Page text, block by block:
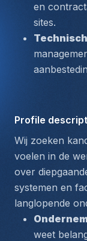
en
sites.
Profile
Wij zoeken
voelen in de
over
systemen en
langlopende
weet